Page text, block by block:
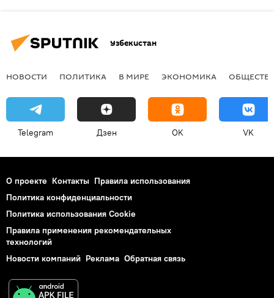
Узбекистан
НОВОСТИ ПОЛИТИКА В МИРЕ ЭКОНОМИКА
Telegram Дзен OK VK
О проекте Контакты Правила использования
Политика конфиденциальности
Политика использования Cookie
Правила применения рекомендательных
технологий
Новости компаний Реклама Обратная связь